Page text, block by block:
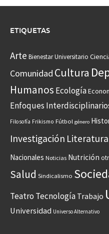
ETIQUETAS
Arte Bienestar Universitario
Comunidad Cultura
Humanos Ecología
Enfoques
Filosofía Frikismo Fútbol género
Investigación Literatura
Nacionales Noticias Nutrición
Salud Sindicalismo
Teatro Tecnología Trabajo
Universidad Universo Alternativo